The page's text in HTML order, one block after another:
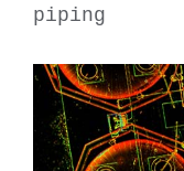
piping